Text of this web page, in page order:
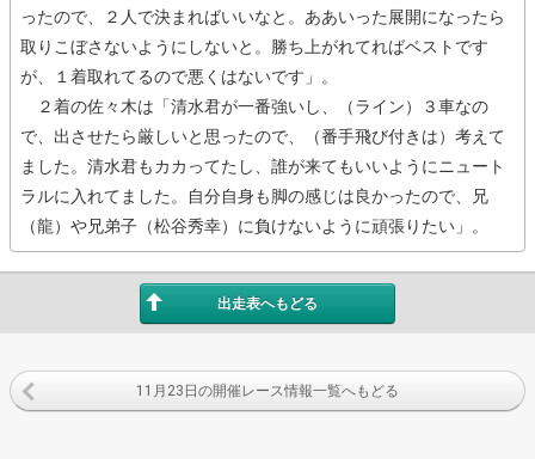
ったので、２人で決まればいいなと。ああいった展開になったら
取りこぼさないようにしないと。勝ち上がれてればベストです
が、１着取れてるので悪くはないです」。
２着の佐々木は「清水君が一番強いし、（ライン）３車なの
で、出させたら厳しいと思ったので、（番手飛び付きは）考えて
ました。清水君もカカってたし、誰が来てもいいようにニュート
ラルに入れてました。自分自身も脚の感じは良かったので、兄
（龍）や兄弟子（松谷秀幸）に負けないように頑張りたい」。
出走表へもどる
11月23日の開催レース情報一覧へもどる